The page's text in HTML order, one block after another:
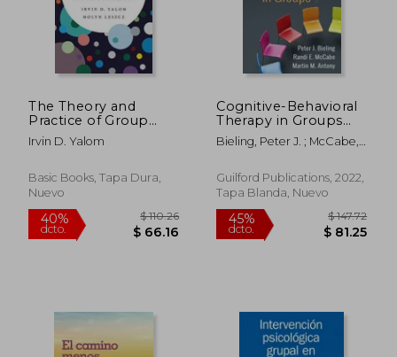
The Theory and
Practice of Group
Psychotherapy (en
Inglés)
Irvin D. Yalom
Basic Books, Tapa Dura,
Nuevo
dcto. $ 66.16
Cognitive-Behavioral
Therapy in Groups
(en Inglés)
Bieling, Peter J. ; McCabe,
Guilford Publications, 2022,
Tapa Blanda, Nuevo
45%
dcto.